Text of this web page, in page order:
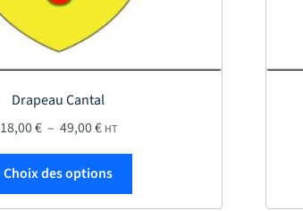
Drapeau Cantal
18,00€ – 49,00€Plage de prix : 18,00 € à 49,00 €
HT
Choix des options Ce produit a plusieurs